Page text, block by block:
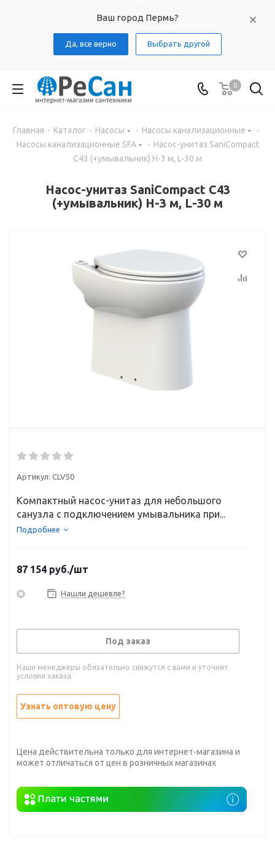
Ваш город Пермь?
Да, все верно Выбрать другой
0
Главная - Каталог - Насосы - Насосы канализационные
-
Насосы канализационные SFA
- Насос-унитаз SaniCompact
C43 (+умывальник) H-3 м, L-30 м
Насос-унитаз SaniCompact C43
(+умывальник) H-3 м, L-30 м
Артикул: CLV50
Компактный насос-унитаз для небольшого
санузла с подключением умывальника при...
Подробнее
87 154 руб./шт
Нашли дешевле?
Под заказ
Наши менеджеры обязательно свяжутся с вами и уточнят
условия заказа
Узнать оптовую цену
Цена действительна только для интернет-магазина и
может отличаться от цен в розничных магазинах